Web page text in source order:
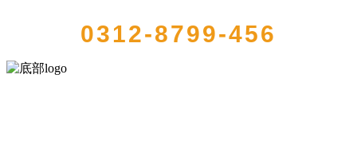
0312-8799-456